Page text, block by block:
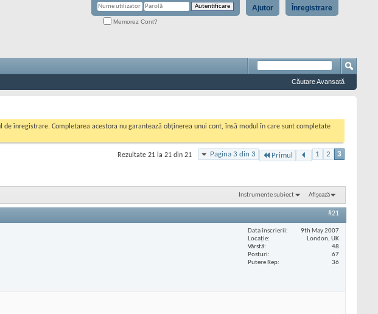
Înregistrare
Ajutor
Memorez Cont?
Căutare Avansată
înregistrare. Completarea acestora nu garantează obținerea unui cont, însă modul în care sunt completate
Pagina 3 din 3 Primul 1 2 3
Rezultate 21 la 21 din 21
Instrumente subiect Afișează
#21
Data înscrierii
9th May 2007
Locaţie
London, UK
Vârstă
48
Posturi
67
Putere Rep
36